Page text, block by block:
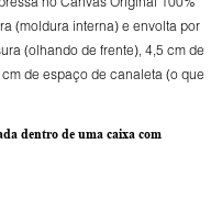
(moldura interna) e envolta por
(olhando de frente), 4,5 cm de
de espaço de canaleta (o que
dentro de uma caixa com